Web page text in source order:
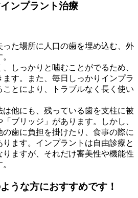
ンプラント治療
た場所に人口の歯を埋め込む、外
しっかりと噛むことがでるため、
す。また、毎日しっかりインプラ
ことにより、トラブルなく長く使い
他にも、残っている歯を支柱に被
ブリッジ」があります。しかし、
歯に負担を掛けたり、食事の際に
ます。インプラントは自由診療と
ますが、それだけ審美性や機能性
うな方におすすめです！